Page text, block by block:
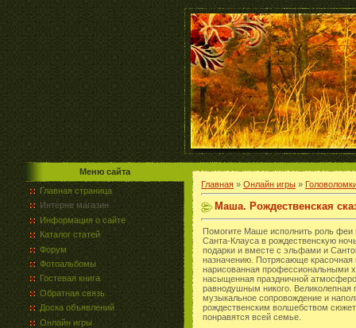
Меню сайта
Главная страница
Интерне магазин
Информация о сайте
Каталог статей
Форум
Фотоальбомы
Гостевая книга
Обратная связь
Доска объявлений
Онлайн игры
Главная » Онлайн игры »
Маша. Рождественская
Помогите Маше исполнить роль феи
Санта-Клауса в рождественскую
подарки и вместе с эльфами и
назначению. Потрясающе красочная
нарисованная профессиональными
насыщенная праздничной
равнодушным никого. Великолепная
музыкальное сопровождение и
рождественским волшебством сюжет
понравятся всей семье.